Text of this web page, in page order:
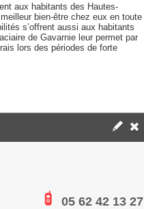
aux habitants des Hautes-
bien-être chez eux en toute
s’offrent aussi aux habitants
de Gavarnie leur permet par
lors des périodes de forte
05 62 42 13 27